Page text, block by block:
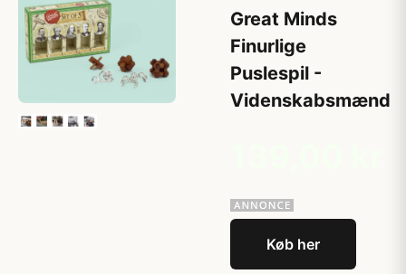
Great Minds
Finurlige
Puslespil -
Videnskabsmænd
Køb her